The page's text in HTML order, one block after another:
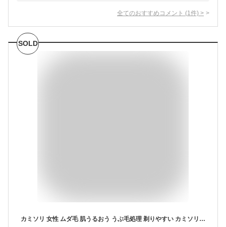
全てのおすすめコメント (1 件) >
SOLD
カミソリ 女性 ムダ毛 肌うるおう うぶ毛処理 剃りやすい カミソリ レディース ボディ 背中 腕 足 もっちり肌 アンダーヘア用 ムダ毛処理 女性 ムダ毛 処理 脱毛器 顔 脇 腕 背中 足 敏感肌 チクチクしない 全身適用 収納ケース付き 送料無料